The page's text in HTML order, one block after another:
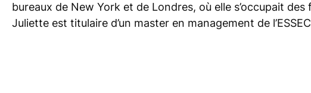
bureaux de New York et de Londres, où elle s’occupait
Juliette est titulaire d’un master en management de